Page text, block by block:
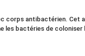
corps antibactérien. Cet
les bactéries de coloniser